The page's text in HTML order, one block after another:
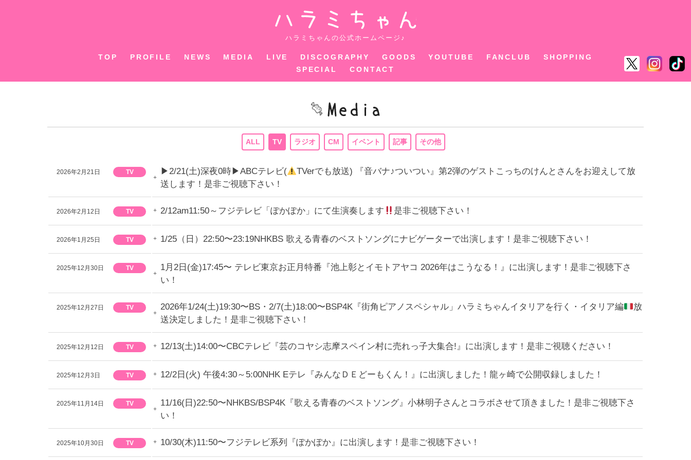
ハラミちゃん
ハラミちゃんの公式ホームページ♪
TOP PROFILE NEWS MEDIA LIVE DISCOGRAPHY GOODS YOUTUBE FANCLUB
SHOPPING
SPECIAL
CONTACT
ALL TV ラジオ CM イベント 記事 その他
2026年2月21日 TV ▶︎2/21(土)深夜0時▶︎ABCテレビ(
TVerでも放送) 『音バナ♪ついつい』第2弾のゲストこっちのけんとさんをお迎えして放
送します！是非ご視聴下さい！
2026年2月12日 TV 2/12am11:50～フジテレビ「ぽかぽか」にて生演奏します 是非ご視聴下さい！
2026年1月25日 TV 1/25（日）22:50〜23:19NHKBS 歌える青春のベストソングにナビゲーターで出演します！是非ご視聴下さい！
2025年12月30日 TV
1月2日(金)17:45〜 テレビ東京お正月特番『池上彰とイモトアヤコ 2026年はこうなる！』に出演します！是非ご視聴下さ
い！
2025年12月27日 TV 2026年1/24(土)19:30〜BS・2/7(土)18:00〜BSP4K『街角ピアノスペシャル」ハラミちゃんイタリアを行く・イタリア編
放
送決定しました！是非ご視聴下さい！
2025年12月12日 TV 12/13(土)14:00〜CBCテレビ『芸のコヤシ志摩スペイン村に売れっ子大集合!』に出演します！是非ご視聴ください！
2025年12月3日 TV 12/2日(火) 午後4:30～5:00NHK Eテレ『みんなＤＥどーもくん！』に出演しました！龍ヶ崎で公開収録しました！
2025年11月14日 TV
11/16(日)22:50〜NHKBS/BSP4K『歌える青春のベストソング』小林明子さんとコラボさせて頂きました！是非ご視聴下さ
い！
2025年10月30日 TV 10/30(木)11:50〜フジテレビ系列『ぽかぽか』に出演します！是非ご視聴下さい！